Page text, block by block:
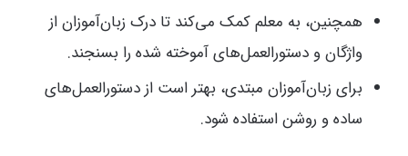
همچنین، به معلم کمک می‌کند تا درک زبان‌آموزان از
واژگان و دستورالعمل‌های آموخته شده را بسنجند.
برای زبان‌آموزان مبتدی، بهتر است از دستورالعمل‌های
ساده و روشن استفاده شود.